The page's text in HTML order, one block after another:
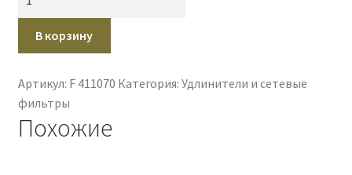
Сетевой
фильтр
Power
STREAM
В корзину
Артикул: F 411070 Категория: Удлинители и сетевые
фильтры
Похожие